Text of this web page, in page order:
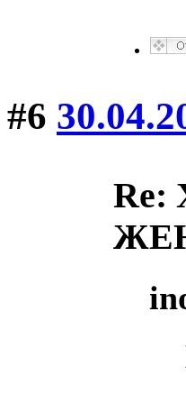
#6